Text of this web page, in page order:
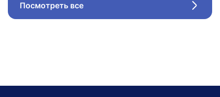
Посмотреть все